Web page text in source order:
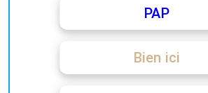
PAP
Bien ici